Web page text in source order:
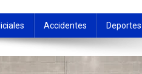
Accidentes Deportes